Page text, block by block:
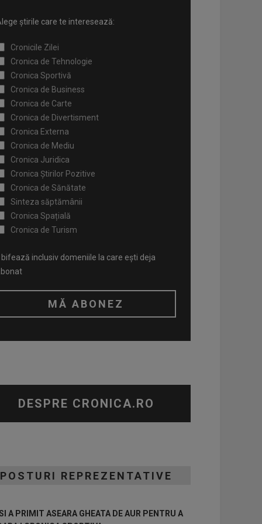
știrile care te interesează:
Cronicile Zilei
Cronica de Tehnologie
Cronica Sportivă
Cronica de Business
Cronica de Carte
Cronica de Divertisment
Cronica Externa
Cronica de Mediu
Cronica Juridica
Cronica Știrilor Pozitive
Cronica de Sănătate
Sinteza săptămânii
Cronica Spațială
Cronica de Turism
bifează inclusiv domeniile la care ești deja
DESPRE CRONICA.RO
POSTURI REPREZENTATIVE
A PRIMIT ASEARA GHEATA DE AUR PENTRU A